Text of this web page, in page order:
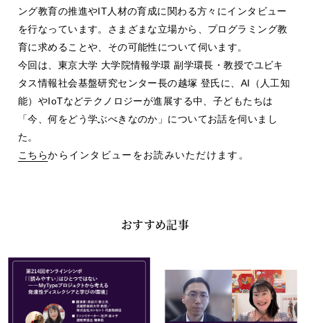
ング教育の推進やIT人材の育成に関わる方々にインタビュー
を行なっています。さまざまな立場から、プログラミング教
育に求めることや、その可能性について伺います。
今回は、東京大学 大学院情報学環 副学環長・教授でユビキ
タス情報社会基盤研究センター長の越塚 登氏に、AI（人工知
能）やIoTなどテクノロジーが進展する中、子どもたちは
「今、何をどう学ぶべきなのか」についてお話を伺いまし
た。
こちらからインタビューをお読みいただけます。
おすすめ記事